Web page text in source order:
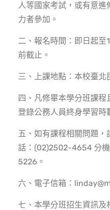
人等國家考試，或有意
力者參加。
二、報名時間：即日起至
前截止。
三、上課地點：本校臺北
四、凡修畢本學分班課
登錄公務人員終身學習時
五、如有課程相關問題
話：(02)2502-4654 分
5226。
六、電子信箱：
七、本學分班招生資訊及